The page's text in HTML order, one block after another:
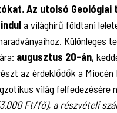
Az utolsó
a világhírű földtani
Különleges
augusztus 20-án,
az érdeklődők a
világ felfedezésére
Ft/fő), a részvételi